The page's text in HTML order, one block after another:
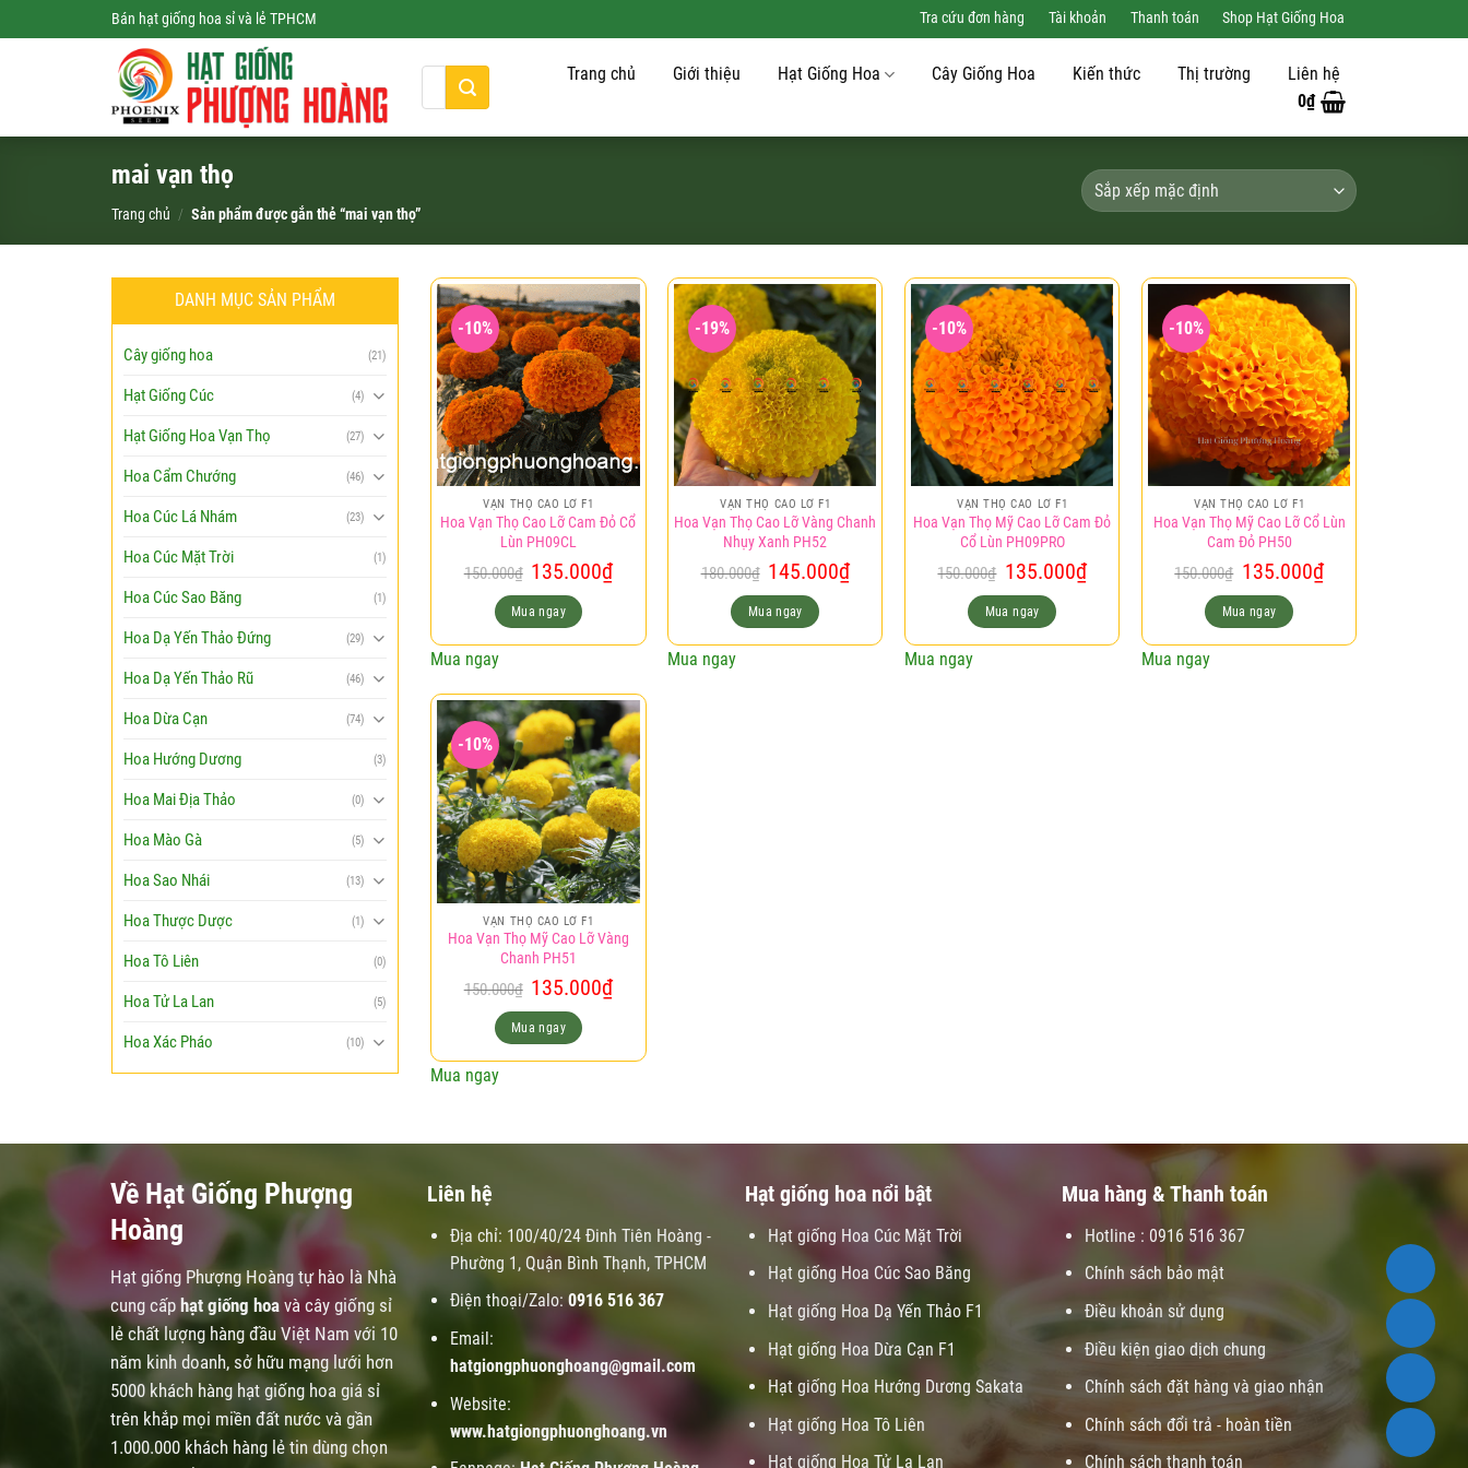
to
Bán hạt giống hoa sỉ và lẻ TPHCM Tra cứu đơn hàng Tài khoản Thanh toán Shop Hạt Giống Hoa
Trang chủ Giới thiệu Hạt Giống Hoa Cây Giống Hoa Kiến thức Thị trường
Liên hệ
0₫
mai vạn thọ
Trang chủ / Sản phẩm được gắn thẻ “mai vạn thọ”
DANH MỤC SẢN PHẨM
Cây giống hoa (21)
Hạt Giống Cúc (4)
Hạt Giống Hoa Vạn Thọ (27)
Hoa Cẩm Chướng (46)
Hoa Cúc Lá Nhám (23)
Hoa Cúc Mặt Trời (1)
Hoa Cúc Sao Băng (1)
Hoa Dạ Yến Thảo Đứng (29)
Hoa Dạ Yến Thảo Rũ (46)
Hoa Dừa Cạn (74)
Hoa Hướng Dương (3)
Hoa Mai Địa Thảo (0)
Hoa Mào Gà (5)
Hoa Sao Nhái (13)
Hoa Thược Dược (1)
Hoa Tô Liên (0)
Hoa Tử La Lan (5)
Hoa Xác Pháo (10)
-10%
Add to
wishlist
VẠN THỌ CAO LỠ F1
Hoa Vạn Thọ Cao Lỡ Cam Đỏ Cổ
Lùn PH09CL
150.000₫ Giá
gốc
là:
150.000₫.
135.000₫Giá
135.000₫.
Mua ngay
Mua ngay
-19%
Add to
wishlist
VẠN THỌ CAO LỠ F1
Hoa Vạn Thọ Cao Lỡ Vàng Chanh
Nhụy Xanh PH52
180.000₫ Giá
gốc
là:
180.000₫.
145.000₫Giá
145.000₫.
Mua ngay
Mua ngay
-10%
Add to
wishlist
VẠN THỌ CAO LỠ F1
Hoa Vạn Thọ Mỹ Cao Lỡ Cam Đỏ
Cổ Lùn PH09PRO
150.000₫ Giá
gốc
là:
150.000₫.
135.000₫Giá
hiện
135.000₫.
Mua ngay
Mua ngay
-10%
Add to
wishlist
VẠN THỌ CAO LỠ F1
Hoa Vạn Thọ Mỹ Cao Lỡ Cổ Lùn
Cam Đỏ PH50
150.000₫ Giá
gốc
là:
150.000₫.
135.000₫Giá
hiện
Mua ngay
Mua ngay
-10%
Add to
wishlist
VẠN THỌ CAO LỠ F1
Hoa Vạn Thọ Mỹ Cao Lỡ Vàng
Chanh PH51
150.000₫ Giá
gốc
là:
150.000₫.
135.000₫Giá
Mua ngay
Mua ngay
Về Hạt Giống Phượng
Hoàng
Hạt giống Phượng Hoàng tự hào là Nhà
cung cấp hạt giống hoavà cây giống sỉ
lẻ chất lượng hàng đầu Việt Nam với 10
năm kinh doanh, sở hữu mạng lưới hơn
5000 khách hàng hạt giống hoa giá sỉ
trên khắp mọi miền đất nước và gần
1.000.000 khách hàng lẻ tin dùng chọn
Liên hệ
Địa chỉ: 100/40/24 Đinh Tiên Hoàng -
Phường 1, Quận Bình Thạnh, TPHCM
Điện thoại/Zalo: 0916 516 367
Email:
hatgiongphuonghoang@gmail.com
Website:
www.hatgiongphuonghoang.vn
Hạt giống hoa nổi bật
Hạt giống Hoa Cúc Mặt Trời
Hạt giống Hoa Cúc Sao Băng
Hạt giống Hoa Dạ Yến Thảo F1
Hạt giống Hoa Dừa Cạn F1
Hạt giống Hoa Hướng Dương Sakata
Hạt giống Hoa Tô Liên
Hạt giống Hoa Tử La Lan
Mua hàng & Thanh toán
Hotline : 0916 516 367
Chính sách bảo mật
Điều khoản sử dụng
Điều kiện giao dịch chung
Chính sách đặt hàng và giao nhận
Chính sách đổi trả - hoàn tiền
Chính sách thanh toán